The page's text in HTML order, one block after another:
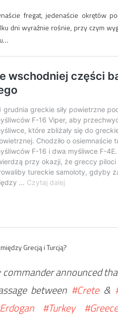
fregat, jedenaście okrętów
dni wyraźnie rośnie, przy czym
Grecją i Turcją?
commander announced
between #Crete&
#Turkey #Greece